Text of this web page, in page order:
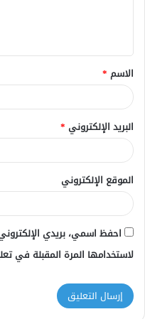
ق
*
الاسم *
البريد الإلكتروني *
الموقع الإلكتروني
احفظ اسمي، بريدي
لاستخدامها المرة المقبلة في